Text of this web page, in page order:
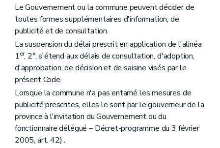
Art. 155
Art. 156
Art. 157
Art. 158
Art. 159
Art. 159bis
Titre VII Des dispositions fiscales
Art. 160
Art. 161
Art. 162
Art. 163
Art. 164
Art. 165
Art. 166
Le Gouvernement ou la commune peuvent décider de
toutes formes supplémentaires d'information, de
publicité et de consultation.
La suspension du délai prescrit en application de l'alinéa
1er, 2°, s'étend aux délais de consultation, d'adoption,
d'approbation, de décision et de saisine visés par le
présent Code.
Lorsque la commune n'a pas entamé les mesures de
publicité prescrites, elles le sont par le gouverneur de la
province à l'invitation du Gouvernement ou du
fonctionnaire délégué – Décret-programme du 3 février
2005, art. 42) .